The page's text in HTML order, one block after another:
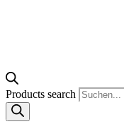
Products search